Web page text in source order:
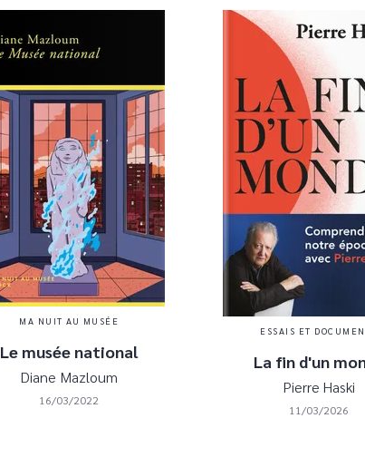
MA NUIT AU MUSÉE
Le musée national
Diane Mazloum
16/03/2022
ESSAIS ET
La fin d'un
Pierre Haski
11/03/2026